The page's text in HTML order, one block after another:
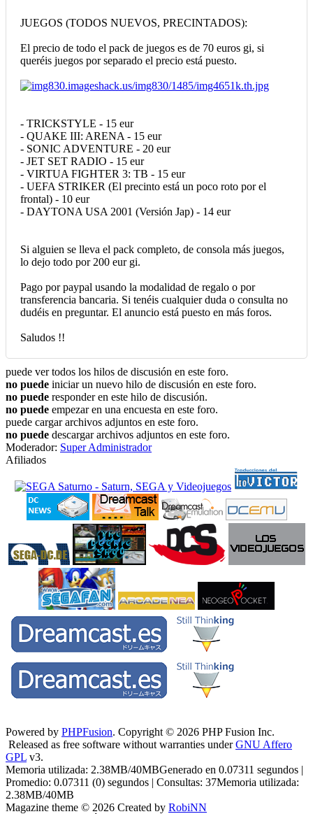
JUEGOS (TODOS NUEVOS, PRECINTADOS):
El precio de todo el pack de juegos es de 70 euros gi, si
queréis juegos por separado el precio está puesto.
- TRICKSTYLE - 15 eur
- QUAKE III: ARENA - 15 eur
- SONIC ADVENTURE - 20 eur
- JET SET RADIO - 15 eur
- VIRTUA FIGHTER 3: TB - 15 eur
- UEFA STRIKER (El precinto está un poco roto por el
frontal) - 10 eur
- DAYTONA USA 2001 (Versión Jap) - 14 eur
Si alguien se lleva el pack completo, de consola más juegos,
lo dejo todo por 200 eur gi.
Pago por paypal usando la modalidad de regalo o por
transferencia bancaria. Si tenéis cualquier duda o consulta no
dudéis en preguntar. El anuncio está puesto en más foros.
Saludos !!
puede ver todos los hilos de discusión en este foro.
no puede iniciar un nuevo hilo de discusión en este foro.
no puede responder en este hilo de discusión.
no puede empezar en una encuesta en este foro.
puede cargar archivos adjuntos en este foro.
no puede descargar archivos adjuntos en este foro.
Moderador: Super Administrador
Afiliados
Powered by PHPFusion. Copyright © 2026 PHP Fusion Inc.
Released as free software without warranties underGNU Affero
GPL v3.
Memoria utilizada: 2.38MB/40MBGenerado en 0.07311 segundos |
Promedio: 0.07311 (0) segundos | Consultas: 37Memoria utilizada:
2.38MB/40MB
Magazine theme © 2026 Created by RobiNN